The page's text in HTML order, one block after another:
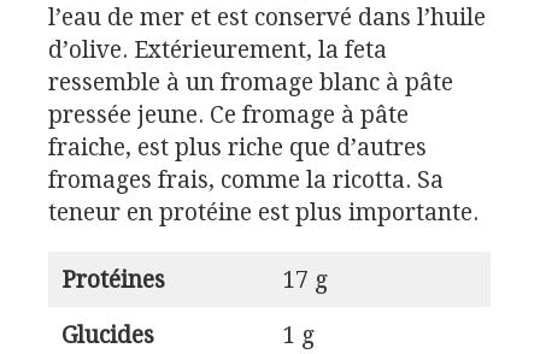
l’eau de mer et est conservé dans l’huile
d’olive. Extérieurement, la feta
ressemble à un fromage blanc à pâte
pressée jeune. Ce fromage à pâte
fraiche, est plus riche que d’autres
fromages frais, comme la ricotta. Sa
teneur en protéine est plus importante.
Protéines
17 g
Glucides
1 g